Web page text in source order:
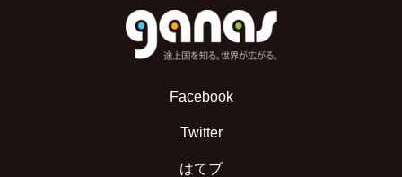
Facebook
Twitter
はてブ